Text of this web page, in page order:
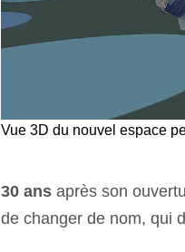
Vue 3D du nouvel espace
30 ans après son
de changer de nom, qui